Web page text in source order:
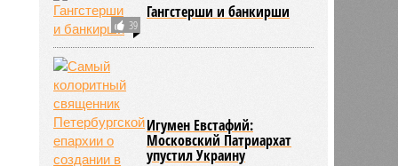
39
Гангстерши и банкирши
Игумен Евстафий:
Московский Патриархат
упустил Украину